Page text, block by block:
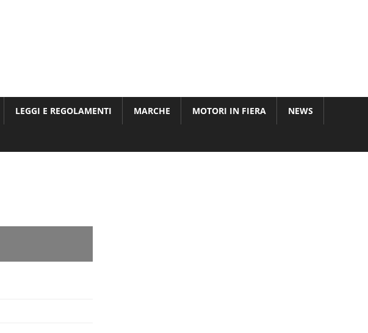
LEGGI E REGOLAMENTI MARCHE MOTORI IN FIERA NEWS